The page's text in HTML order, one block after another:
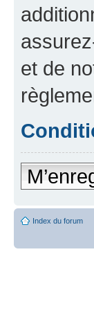
et de
Index du forum